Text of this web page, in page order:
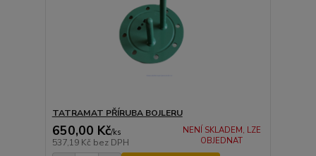
TATRAMAT PŘÍRUBA BOJLERU
650,00 Kč/ks
537,19 Kč bez DPH
NENÍ SKLADEM, LZE
OBJEDNAT